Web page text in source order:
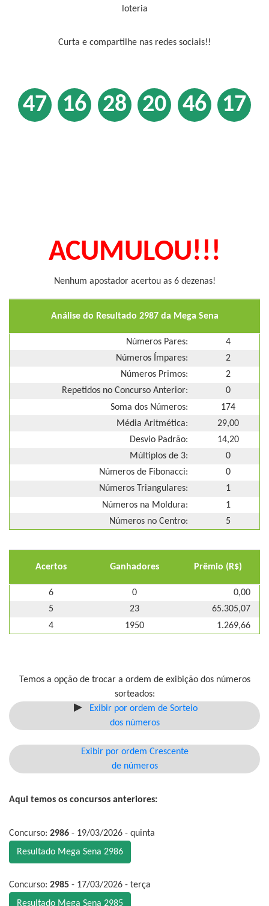
loteria
Curta e compartilhe nas redes sociais!!
47 16 28 20 46 17
ACUMULOU!!!
Nenhum apostador acertou as 6 dezenas!
Análise do Resultado 2987 da Mega Sena
Números Pares:
4
Números Ímpares:
2
Números Primos:
2
Repetidos no Concurso Anterior:
0
Soma dos Números:
174
Média Aritmética:
29,00
Desvio Padrão:
14,20
Múltiplos de 3:
0
Números de Fibonacci:
0
Números Triangulares:
1
Números na Moldura:
1
Números no Centro:
5
Acertos Ganhadores Prêmio (R$)
6 0
0,00
5
23
65.305,07
4
1950 1.269,66
Temos a opção de trocar a ordem de exibição dos números
sorteados:
Exibir por ordem de Sorteio
dos números
Exibir por ordem Crescente
de números
Aqui temos os concursos anteriores:
Concurso: 2986 - 19/03/2026 - quinta
Resultado Mega Sena 2986
Concurso: 2985 - 17/03/2026 - terça
Resultado Mega Sena 2985